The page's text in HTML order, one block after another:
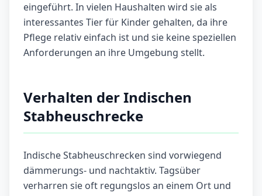
eingeführt. In vielen Haushalten wird sie als
interessantes Tier für Kinder gehalten, da ihre
Pflege relativ einfach ist und sie keine speziellen
Anforderungen an ihre Umgebung stellt.
Verhalten der Indischen
Stabheuschrecke
Indische Stabheuschrecken sind vorwiegend
dämmerungs- und nachtaktiv. Tagsüber
verharren sie oft regungslos an einem Ort und